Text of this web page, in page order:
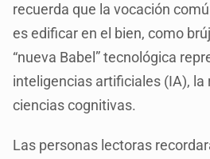
recuerda que la vocación
es edificar en el bien, como
“nueva Babel” tecnológica
inteligencias artificiales (IA), la
ciencias cognitivas.
Las personas lectoras